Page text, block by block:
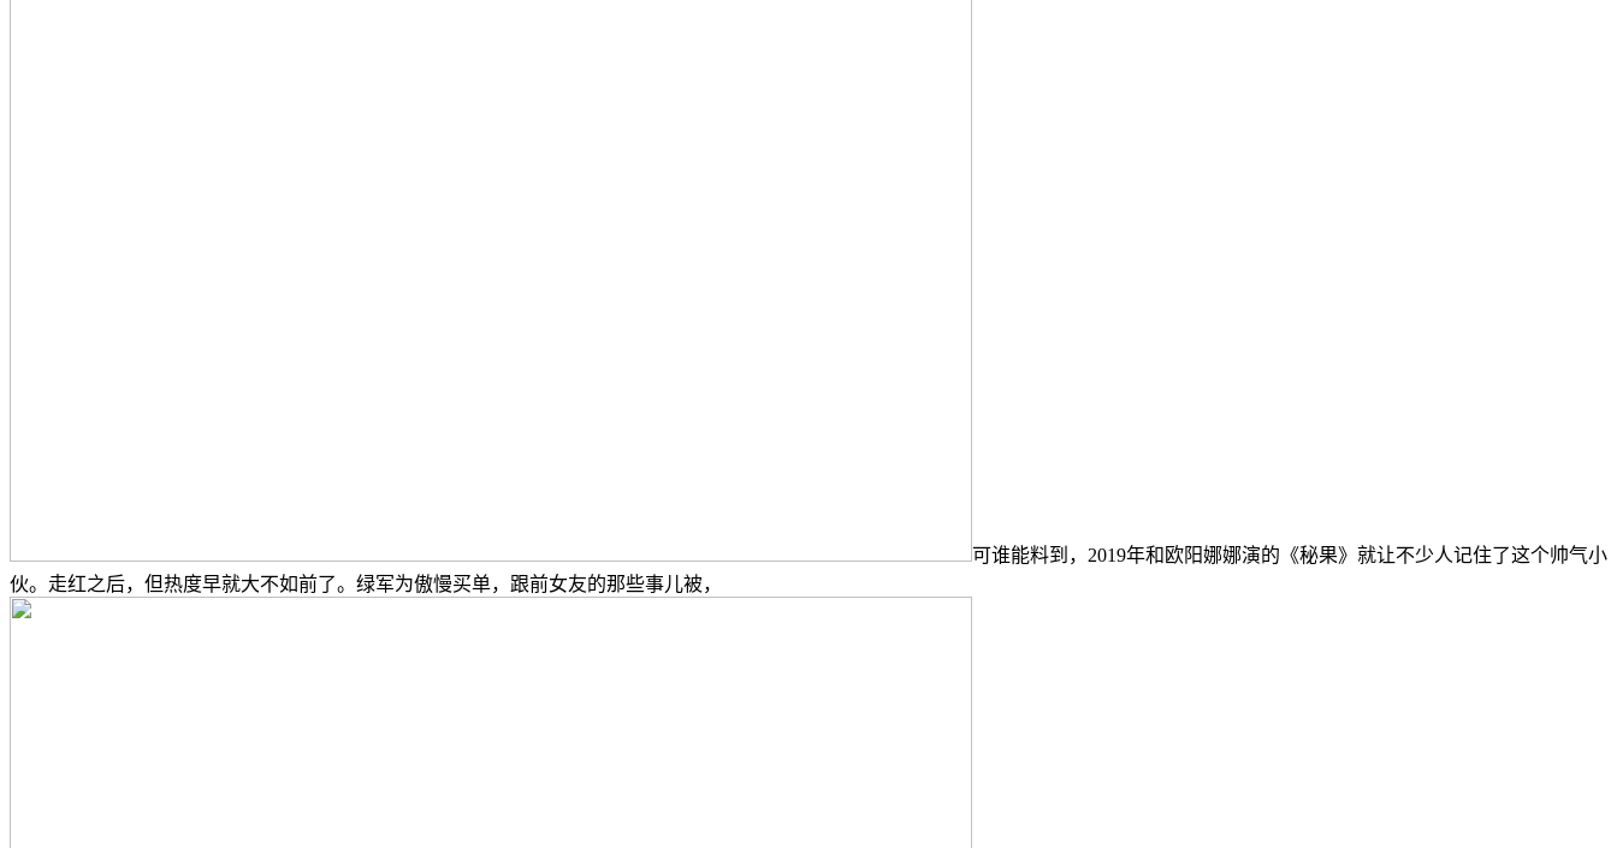
可谁能料到，2019年和欧阳娜娜演的《秘果》就让不少人记住了这个帅气小
伙。走红之后，但热度早就大不如前了。绿军为傲慢买单，跟前女友的那些事儿被，